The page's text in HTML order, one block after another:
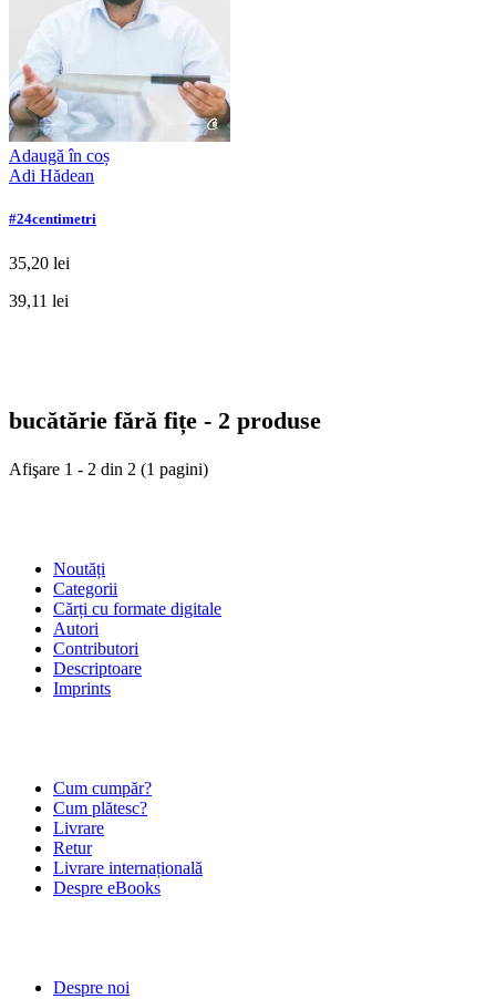
Adaugă în coș
Adi Hădean
#24centimetri
35,20 lei
39,11 lei
bucătărie fără fițe - 2 produse
Afişare 1 - 2 din 2 (1 pagini)
Noutăți
Categorii
Cărți cu formate digitale
Autori
Contributori
Descriptoare
Imprints
Cum cumpăr?
Cum plătesc?
Livrare
Retur
Livrare internațională
Despre eBooks
Despre noi